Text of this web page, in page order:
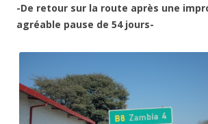
-De retour sur la route après une
agréable pause de 54 jours-